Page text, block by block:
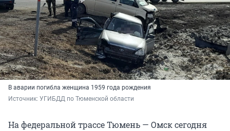
В аварии погибла женщина 1959 года рождения
Источник: УГИБДД по Тюменской области
На федеральной трассе Тюмень — Омск сегодня